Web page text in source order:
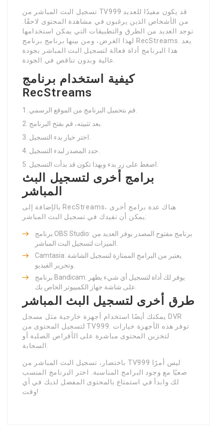
تسجيل البث المباشر من TV999 قد يكون مفيدًا للعديد
من الأشخاص الذين يرغبون في مشاهدة المحتوى لاحقًا.
توجد العديد من الطرق والتطبيقات التي يمكن استخدامها
لهذا الغرض، ومن بينها برنامج برنامج RecStreams. يعد
هذا البرنامج أداة فعالة لتسجيل البث المباشر بجودة
كيفية استخدام برنامج
RecStreams
برامج أخرى لتسجيل البث
المباشر
بالإضافة إلى RecStreams، هناك عدة برامج أخرى
يمكن أن تفيدك في تسجيل البث المباشر:
برنامج OBS Studio: برنامج مفتوح المصدر يوفر العديد من
Camtasia: يعتبر من البرامج الممتازة لتسجيل الشاشة
برنامج Bandicam: يوفر لك أداة لتسجيل أي شيء يظهر
طرق أخرى لتسجيل البث المباشر
يمكنك أيضًا استخدام أجهزة خارجية مثل مسجل DVR
لتسجيل المحتوى من TV999. توفر هذه الأجهزة خيارات
لتخزين المحتوى مباشرة على الأقراص الصلبة أو
باختصار، تسجيل البث المباشر من TV999 ليس أمرًا
صعبًا مع وجود البرامج المناسبة. اختر البرنامج المنسب
لك وابدأ في استمتاع بالمحتوى المفضل لديك في أي
وقت!